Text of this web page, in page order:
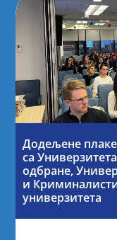
Додељене
са
одбране,
и
универзитета